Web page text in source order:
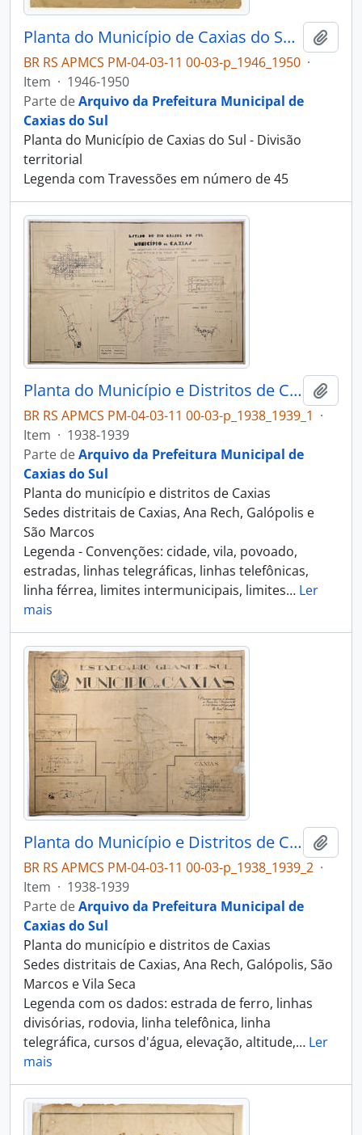
Planta do Município de Caxias do Sul - Divisão territorial
BR RS APMCS PM-04-03-11 00-03-p_1946_1950 ·
Item · 1946-1950
Parte deArquivo da Prefeitura Municipal de
Caxias do Sul
Planta do Município de Caxias do Sul - Divisão
territorial
Legenda com Travessões em número de 45
Planta do Município e Distritos de Caxias
BR RS APMCS PM-04-03-11 00-03-p_1938_1939_1 ·
Item · 1938-1939
Parte deArquivo da Prefeitura Municipal de
Caxias do Sul
Planta do município e distritos de Caxias
Sedes distritais de Caxias, Ana Rech, Galópolis e
São Marcos
Legenda - Convenções: cidade, vila, povoado,
estradas, linhas telegráficas, linhas telefônicas,
linha férrea, limites intermunicipais, limites… Ler
mais
Planta do Município e Distritos de Caxias
BR RS APMCS PM-04-03-11 00-03-p_1938_1939_2 ·
Item · 1938-1939
Parte deArquivo da Prefeitura Municipal de
Caxias do Sul
Planta do município e distritos de Caxias
Sedes distritais de Caxias, Ana Rech, Galópolis, São
Marcos e Vila Seca
Legenda com os dados: estrada de ferro, linhas
divisórias, rodovia, linha telefônica, linha
telegráfica, cursos d'água, elevação, altitude,… Ler
mais